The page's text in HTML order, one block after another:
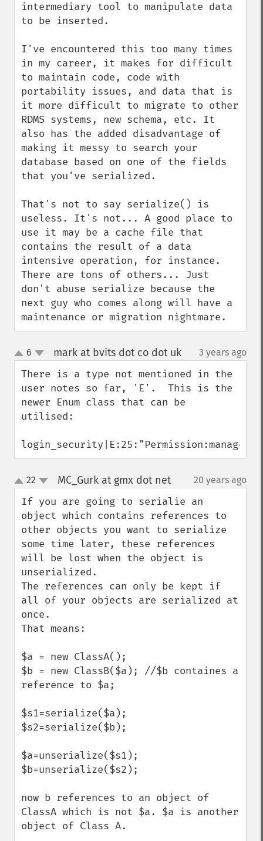
intermediary tool to manipulate data
to be inserted.
I've encountered this too many times
in my career, it makes for difficult
to maintain code, code with
portability issues, and data that is
it more difficult to migrate to other
RDMS systems, new schema, etc. It
also has the added disadvantage of
making it messy to search your
database based on one of the fields
that you've serialized.
That's not to say serialize() is
useless. It's not... A good place to
use it may be a cache file that
contains the result of a data
intensive operation, for instance.
There are tons of others... Just
don't abuse serialize because the
next guy who comes along will have a
maintenance or migration nightmare.
up
down
6 mark at bvits dot co dot uk¶ 3 years ago
There is a type not mentioned in the
user notes so far, 'E'.  This is the
newer Enum class that can be
utilised:
up
down
22 MC_Gurk at gmx dot net¶ 20 years ago
If you are going to serialie an
object which contains references to
other objects you want to serialize
some time later, these references
will be lost when the object is
unserialized.
The references can only be kept if
all of your objects are serialized at
once.
That means:
$a = new ClassA();
$b = new ClassB($a); //$b containes a
reference to $a;
$s1=serialize($a);
$s2=serialize($b);
$a=unserialize($s1);
$b=unserialize($s2);
now b references to an object of
ClassA which is not $a. $a is another
object of Class A.